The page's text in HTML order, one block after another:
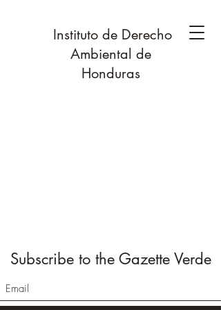
Instituto de Derecho
Ambiental de
Honduras
Subscribe to the Gazette Verde